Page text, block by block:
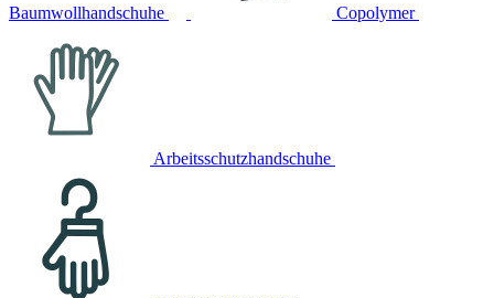
Baumwollhandschuhe Copolymer
Arbeitsschutzhandschuhe